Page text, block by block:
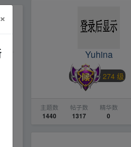
Yuhina
274 级
主题数
1440
帖子数
1317
精华数
0
×